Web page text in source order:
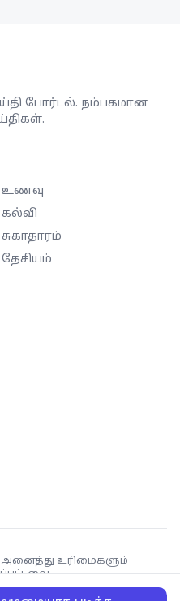
போர்டல். நம்பகமான
உணவு
கல்வி
சுகாதாரம்
தேசியம்
அனைத்து உரிமைகளும்